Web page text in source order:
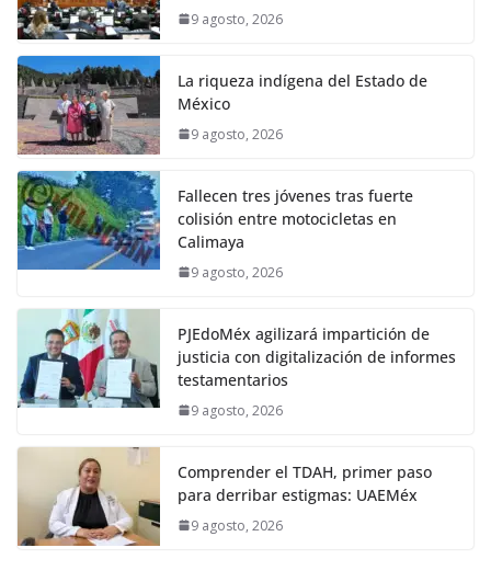
9 agosto, 2026
La riqueza indígena del Estado de
México
9 agosto, 2026
Fallecen tres jóvenes tras fuerte
colisión entre motocicletas en
Calimaya
9 agosto, 2026
PJEdoMéx agilizará impartición de
justicia con digitalización de informes
testamentarios
9 agosto, 2026
Comprender el TDAH, primer paso
para derribar estigmas: UAEMéx
9 agosto, 2026